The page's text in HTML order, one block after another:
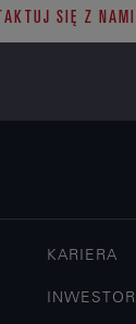
SIĘ Z NAMI
KARIERA